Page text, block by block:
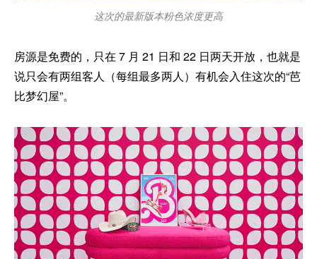
这次的最新版本粉色浓度更高
房源是免费的，只在 7 月 21 日和 22 日两天开放，也就是
说只会有两组客人（每组最多两人）有机会入住这次的“芭
比梦幻屋”。